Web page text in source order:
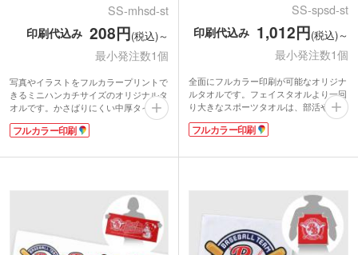
SS-mhsd-st
印刷代込み 208円(税込)～
最小発注数1個
写真やイラストをフルカラープリントで
きるミニハンカチサイズのオリジナルタ
オルです。かさばりにくい中厚タイプ。
携帯しやすいポケットサイズで展示会や
イベントのノベルティにおすすめです。
園記念品としても人気があります。
裏面は吸水性のあるコットン素材を使用
しているので実用性も抜群です。表示価
格は印刷代込みの格安価格！フルカラー
のデザインも1色のデザインも同価格で
ご案内。1枚からご注文いただけます。
フルカラー印刷
SS-spsd-st
印刷代込み 1,012円(税込)～
最小発注数1個
全面にフルカラー印刷が可能なオリジナ
ルタオルです。フェイスタオルより一回
り大きなスポーツタオルは、部活やトレ
ーニングの汗拭きタオルにぴったり。肩
に掛けて日焼けや防寒対策のアイテムと
ントのオリジナルグッズにもおすすめで
クロファイバー素材、裏面に吸水性のあ
るコットン素材を使用しています。表示
価格は印刷代こみの安心価格！1色もフ
ルカラーも同じ価格でご対応。1個から
ご注文いただけます。
フルカラー印刷